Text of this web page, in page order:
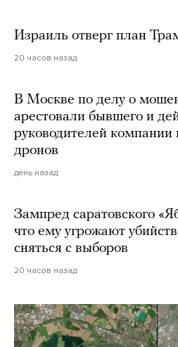
Израиль отверг план
20 часов назад
В Москве по делу о
арестовали бывшего и
руководителей компании
дронов
день назад
Зампред саратовского
что ему угрожают
сняться с выборов
20 часов назад